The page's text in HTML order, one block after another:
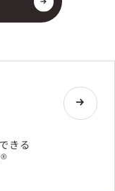
きる
®